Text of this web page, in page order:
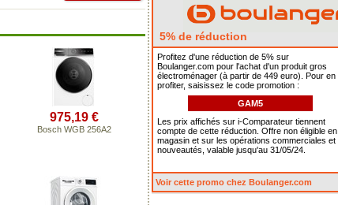
975,19 €
Bosch WGB 256A2
5% de réduction
Profitez d'une réduction de 5% sur
Boulanger.com pour l'achat d'un produit gros
électroménager (à partir de 449 euro). Pour en
profiter, saisissez le code promotion :
GAM5
Les prix affichés sur i-Comparateur tiennent
compte de cette réduction. Offre non éligible en
magasin et sur les opérations commerciales et
nouveautés, valable jusqu'au 31/05/24.
Voir cette promo chez Boulanger.com